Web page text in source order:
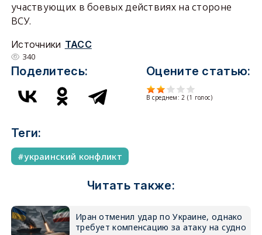
участвующих в боевых действиях на стороне
ВСУ.
Источники ТАСС
340
Поделитесь: Оцените статью:
В среднем:2 (1 голос)
Теги:
украинский конфликт
Читать также:
Иран отменил удар по Украине, однако
требует компенсацию за атаку на судно